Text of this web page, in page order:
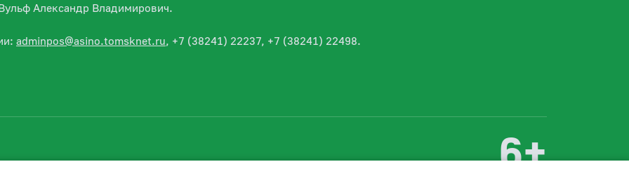
Александр Владимирович.
adminpos@asino.tomsknet.ru, +7 (38241) 22237, +7 (38241) 22498.
6+